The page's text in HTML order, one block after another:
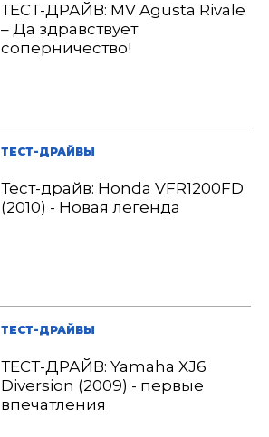
ТЕСТ-ДРАЙВ: MV Agusta Rivale
– Да здравствует
соперничество!
ТЕСТ-ДРАЙВЫ
Тест-драйв: Honda VFR1200FD
(2010) - Новая легенда
ТЕСТ-ДРАЙВЫ
ТЕСТ-ДРАЙВ: Yamaha XJ6
Diversion (2009) - первые
впечатления